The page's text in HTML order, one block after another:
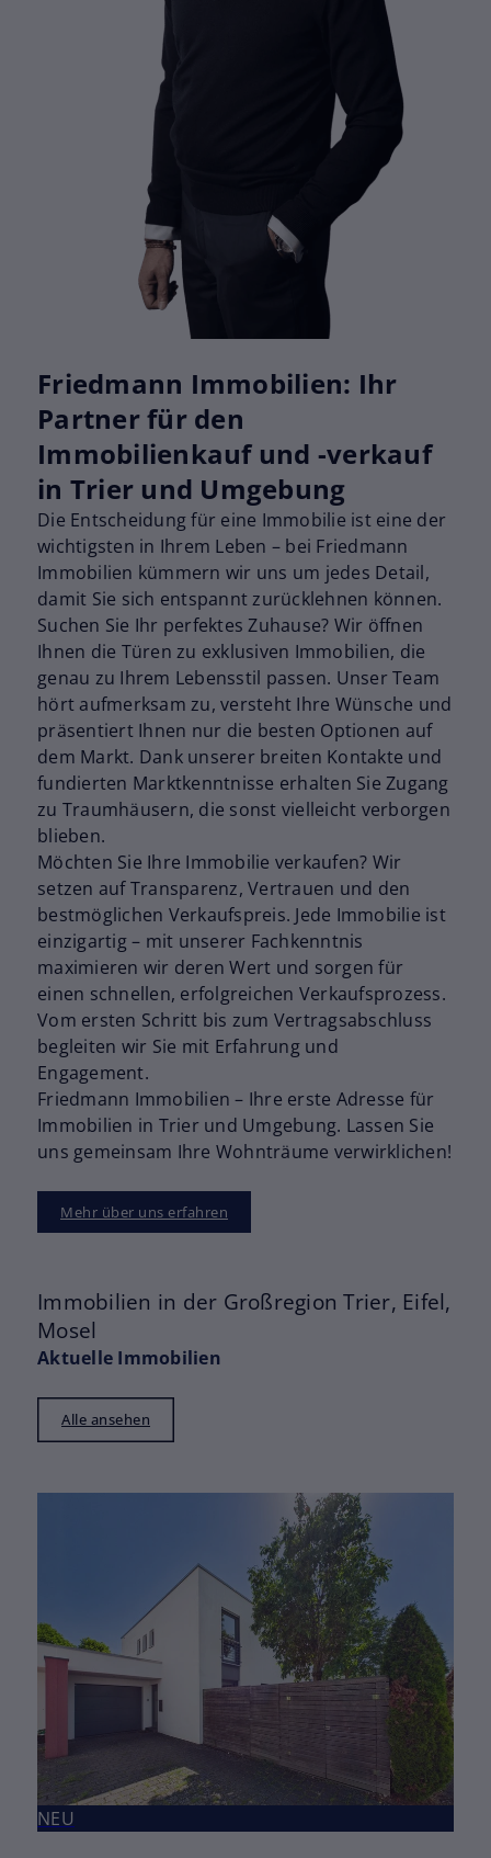
Friedmann Immobilien: Ihr
Partner für den
Immobilienkauf und -verkauf
in Trier und Umgebung
Die Entscheidung für eine Immobilie ist eine der
wichtigsten in Ihrem Leben – bei Friedmann
Immobilien kümmern wir uns um jedes Detail,
damit Sie sich entspannt zurücklehnen können.
Suchen Sie Ihr perfektes Zuhause? Wir öffnen
Ihnen die Türen zu exklusiven Immobilien, die
genau zu Ihrem Lebensstil passen. Unser Team
hört aufmerksam zu, versteht Ihre Wünsche und
präsentiert Ihnen nur die besten Optionen auf
dem Markt. Dank unserer breiten Kontakte und
fundierten Marktkenntnisse erhalten Sie Zugang
zu Traumhäusern, die sonst vielleicht verborgen
blieben.
Möchten Sie Ihre Immobilie verkaufen? Wir
setzen auf Transparenz, Vertrauen und den
bestmöglichen Verkaufspreis. Jede Immobilie ist
einzigartig – mit unserer Fachkenntnis
maximieren wir deren Wert und sorgen für
einen schnellen, erfolgreichen Verkaufsprozess.
Vom ersten Schritt bis zum Vertragsabschluss
begleiten wir Sie mit Erfahrung und
Engagement.
Friedmann Immobilien – Ihre erste Adresse für
Immobilien in Trier und Umgebung. Lassen Sie
uns gemeinsam Ihre Wohnträume verwirklichen!
Mehr über uns erfahren
Immobilien in der Großregion Trier, Eifel,
Mosel
Aktuelle Immobilien
Alle ansehen
NEU